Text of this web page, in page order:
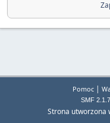
Pomoc|
SMF
Strona utworzona